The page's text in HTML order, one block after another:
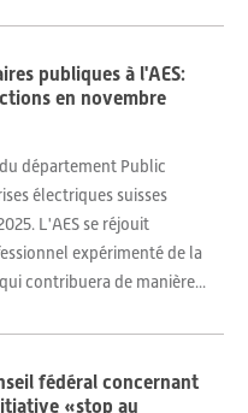
publiques à l'AES:
en novembre
département Public
électriques suisses
L'AES se réjouit
expérimenté de la
contribuera de manière...
fédéral concernant
«stop au